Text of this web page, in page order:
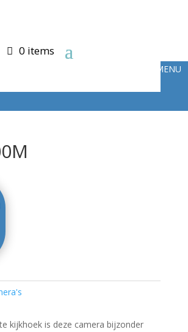
0 items
kijkhoek is deze camera bijzonder